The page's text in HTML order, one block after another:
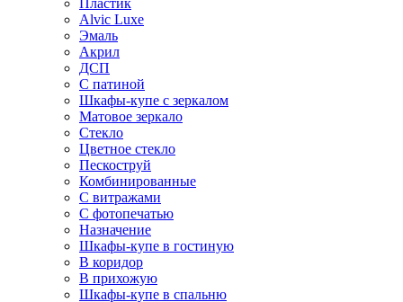
Пластик
Alvic Luxe
Эмаль
Акрил
ДСП
С патиной
Шкафы-купе с зеркалом
Матовое зеркало
Стекло
Цветное стекло
Пескоструй
Комбинированные
С витражами
С фотопечатью
Назначение
Шкафы-купе в гостиную
В коридор
В прихожую
Шкафы-купе в спальню